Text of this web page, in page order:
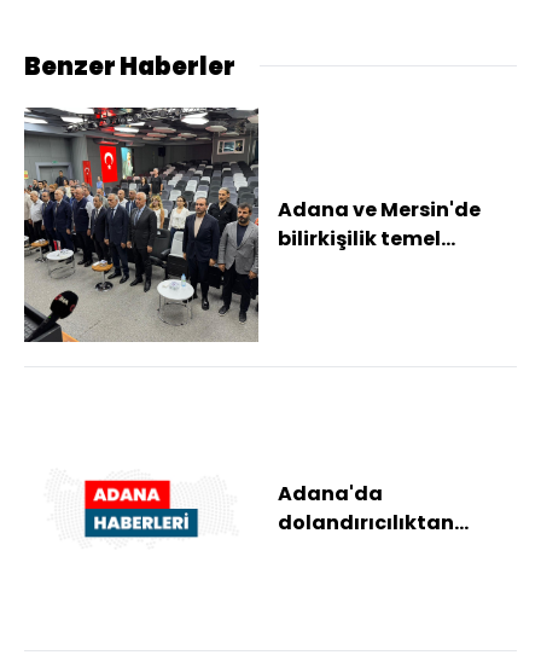
Benzer Haberler
Adana ve Mersin'de
bilirkişilik temel
Adana'da
dolandırıcılıktan